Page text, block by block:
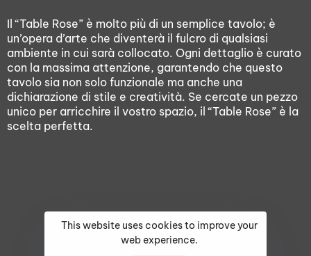
Il “Table Rose” è molto più di un semplice tavolo; è
un’opera d’arte che diventerà il fulcro di qualsiasi
ambiente in cui sarà collocato. Ogni dettaglio è curato
con la massima attenzione, garantendo che questo
tavolo sia non solo funzionale ma anche una
dichiarazione di stile e creatività. Se cercate un pezzo
unico per arricchire il vostro spazio, il “Table Rose” è la
scelta perfetta.
This website uses cookies to improve your
web experience.